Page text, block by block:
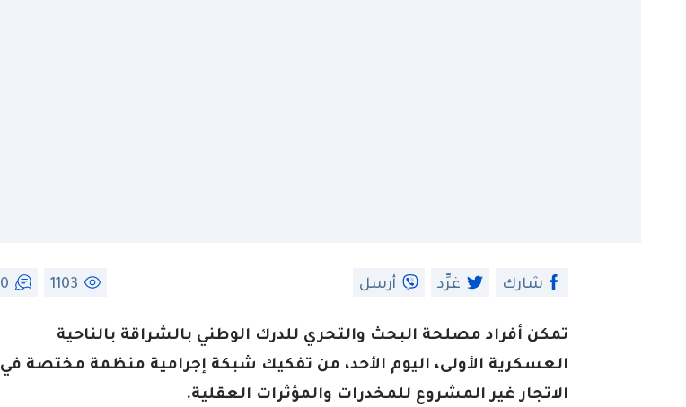
شارك غرِّد أرسل 1103
0
تمكن أفراد مصلحة البحث والتحري للدرك الوطني بالشراقة بالناحية
العسكرية الأولى، اليوم الأحد، من تفكيك شبكة إجرامية منظمة مختصة في
الاتجار غير المشروع للمخدرات والمؤثرات العقلية.